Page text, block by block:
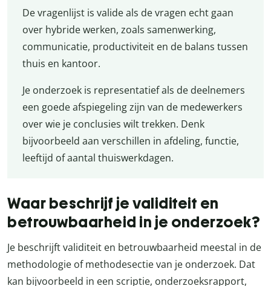
De vragenlijst is valide als de vragen echt gaan
over hybride werken, zoals samenwerking,
communicatie, productiviteit en de balans tussen
thuis en kantoor.
Je onderzoek is representatief als de deelnemers
een goede afspiegeling zijn van de medewerkers
over wie je conclusies wilt trekken. Denk
bijvoorbeeld aan verschillen in afdeling, functie,
leeftijd of aantal thuiswerkdagen.
Waar beschrijf je validiteit en
betrouwbaarheid in je onderzoek?
Je beschrijft validiteit en betrouwbaarheid meestal in de
methodologie of methodesectie van je onderzoek. Dat
kan bijvoorbeeld in een scriptie, onderzoeksrapport,